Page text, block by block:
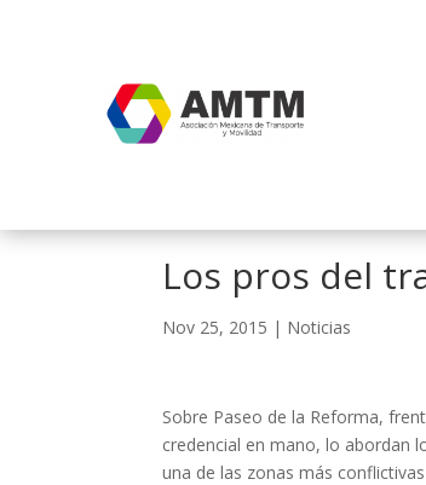
Los pros del
Nov 25, 2015 | Noticias
Sobre Paseo de la Reforma,
credencial en mano, lo abordan
una de las zonas más